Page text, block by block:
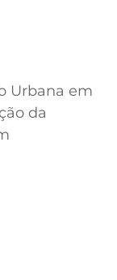
Urbana em
da